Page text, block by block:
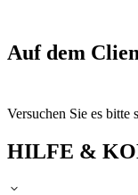
Auf dem
Versuchen Sie es bitte
HILFE &